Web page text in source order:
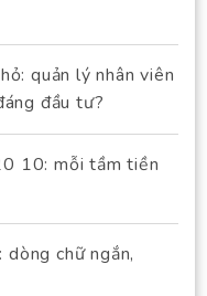
quản lý nhân viên
đầu tư?
10: mỗi tầm tiền
chữ ngắn,